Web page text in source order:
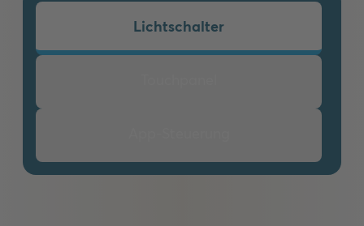
Lichtschalter